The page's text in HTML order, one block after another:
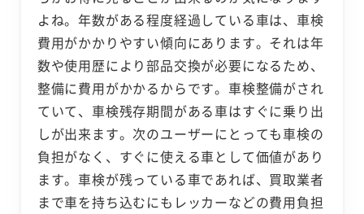
よね。年数がある程度経過している車は、車検
費用がかかりやすい傾向にあります。それは年
数や使用歴により部品交換が必要になるため、
整備に費用がかかるからです。車検整備がされ
ていて、車検残存期間がある車はすぐに乗り出
しが出来ます。次のユーザーにとっても車検の
負担がなく、すぐに使える車として価値があり
ます。車検が残っている車であれば、買取業者
まで車を持ち込むにもレッカーなどの費用負担